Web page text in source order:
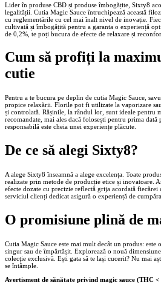
Lider în produse CBD și produse îmbogățite, Sixty8
legalității. Cutia Magic Sauce întruchipează această
cu reglementările cu cel mai înalt nivel de inovație.
cultivată și îmbogățită pentru a garanta o experiență
de 0,2%, te poți bucura de efecte de relaxare și
Cum să profiți la
cutie
Pentru a te bucura pe deplin de cutia Magic Sauce,
propice relaxării. Florile pot fi utilizate la vaporizare
și controlată. Rășinile, la rândul lor, sunt ideale pentru
recomandate, mai ales dacă folosești pentru prima dată
responsabilă este cheia unei experiențe plăcute.
De ce să alegi Sixty8?
A alege Sixty8 înseamnă a alege excelența. Toate
realizate prin metode de producție etice și inovatoare.
efecte dozate cu precizie reflectă grija acordată
serviciul clienți dedicat asigură o experiență de
O promisiune plină de
Cutia Magic Sauce este mai mult decât un produs: este
singur sau de împărtășit. Explorează o nouă
colecție exclusivă. Ești gata să te lași cucerit? Nu mai
se întâmple.
Avertisment de sănătate privind magic sauce (THC